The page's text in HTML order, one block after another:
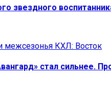
звездного
стал сильнее.